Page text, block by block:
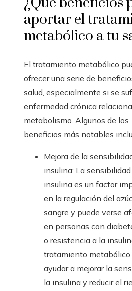
aportar el
metabólico a tu
El tratamiento metabólico
ofrecer una serie de
salud, especialmente si se
enfermedad crónica
metabolismo. Algunos de los
beneficios más notables
Mejora de la
insulina: La
insulina es un factor
en la regulación del
sangre y puede verse
en personas con
o resistencia a la
tratamiento metabólico
ayudar a mejorar la
la insulina y reducir el